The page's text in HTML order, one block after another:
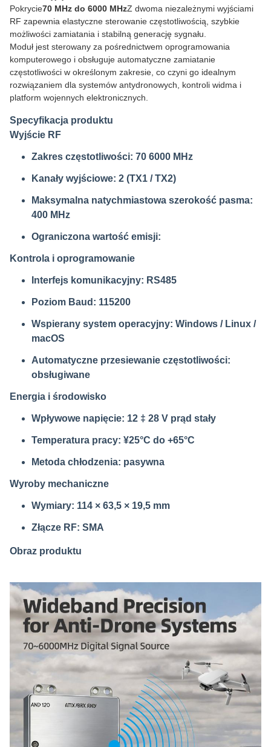
Pokrycie70 MHz do 6000 MHzZ dwoma niezależnymi wyjściami
RF zapewnia elastyczne sterowanie częstotliwością, szybkie
możliwości zamiatania i stabilną generację sygnału.
Moduł jest sterowany za pośrednictwem oprogramowania
komputerowego i obsługuje automatyczne zamiatanie
częstotliwości w określonym zakresie, co czyni go idealnym
rozwiązaniem dla systemów antydronowych, kontroli widma i
platform wojennych elektronicznych.
Specyfikacja produktu
Wyjście RF
Zakres częstotliwości: 70 6000 MHz
Kanały wyjściowe: 2 (TX1 / TX2)
Maksymalna natychmiastowa szerokość pasma:
400 MHz
Ograniczona wartość emisji:
Kontrola i oprogramowanie
Interfejs komunikacyjny: RS485
Poziom Baud: 115200
Wspierany system operacyjny: Windows / Linux /
macOS
Automatyczne przesiewanie częstotliwości:
obsługiwane
Energia i środowisko
Wpływowe napięcie: 12 ‡ 28 V prąd stały
Temperatura pracy: ¥25°C do +65°C
Metoda chłodzenia: pasywna
Wyroby mechaniczne
Wymiary: 114 × 63,5 × 19,5 mm
Złącze RF: SMA
Obraz produktu